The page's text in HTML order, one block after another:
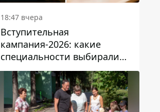
18:47 вчера
Вступительная
кампания-2026: какие
специальности выбирали
абитуриенты в Украине